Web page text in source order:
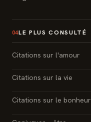
04LE PLUS CONSULTÉ
Citations sur l'amour
Citations sur la vie
Citations sur le bonheur